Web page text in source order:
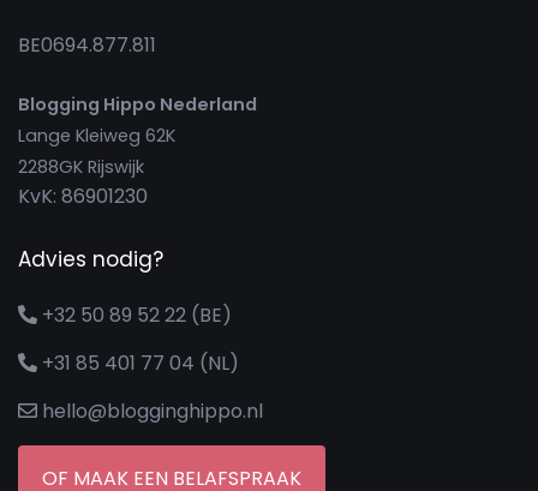
BE0694.877.811
Blogging Hippo Nederland
Lange Kleiweg 62K
2288GK Rijswijk
KvK: 86901230
Advies nodig?
+32 50 89 52 22 (BE)
+31 85 401 77 04 (NL)
hello@blogginghippo.nl
OF MAAK EEN BELAFSPRAAK